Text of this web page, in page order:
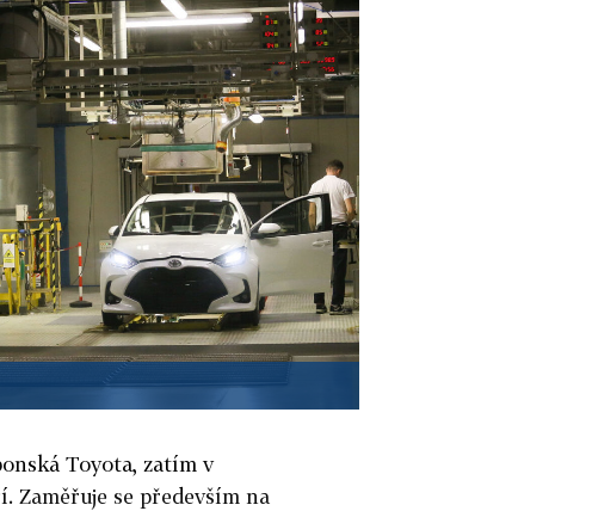
Toyota, zatím v
Zaměřuje se především na